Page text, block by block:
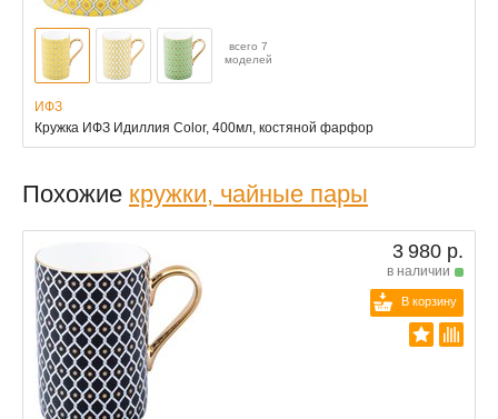
всего 7
моделей
ИФЗ
Кружка ИФЗ Идиллия Color, 400мл, костяной фарфор
Похожие кружки, чайные пары
3 980 р.
в наличии
В корзину